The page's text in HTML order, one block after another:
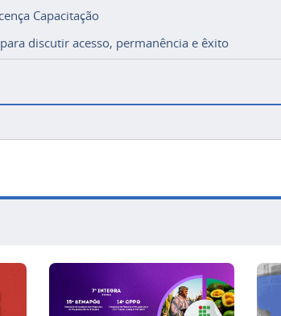
Capacitação
discutir acesso, permanência e êxito